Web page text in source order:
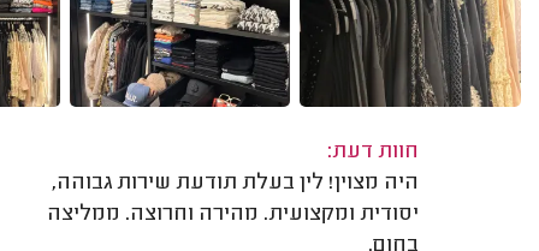
חוות דעת:
היה מצוין! לין בעלת תודעת שירות גבוהה,
יסודית ומקצועית. מהירה וחרוצה. ממליצה
בחום.